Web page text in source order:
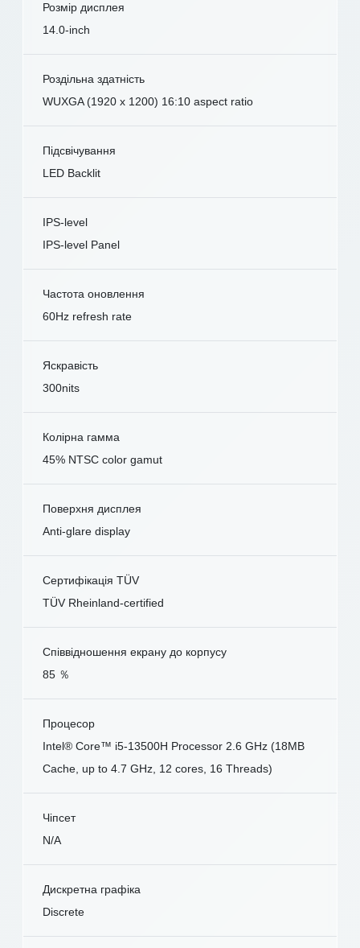
Розмір дисплея
14.0-inch
Роздільна здатність
WUXGA (1920 x 1200) 16:10 aspect ratio
Підсвічування
LED Backlit
IPS-level
IPS-level Panel
Частота оновлення
60Hz refresh rate
Яскравість
300nits
Колірна гамма
45% NTSC color gamut
Поверхня дисплея
Anti-glare display
Сертифікація TÜV
TÜV Rheinland-certified
Співвідношення екрану до корпусу
85 ％
Процесор
Intel® Core™ i5-13500H Processor 2.6 GHz (18MB
Cache, up to 4.7 GHz, 12 cores, 16 Threads)
Чіпсет
N/A
Дискретна графіка
Discrete